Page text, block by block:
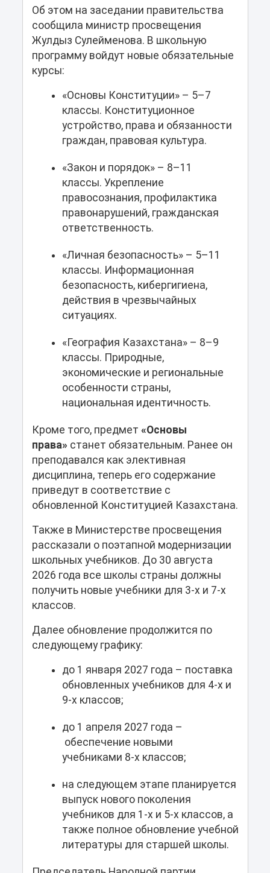
Об этом на заседании правительства
сообщила министр просвещения
Жулдыз Сулейменова. В школьную
программу войдут новые обязательные
курсы:
«Основы Конституции» – 5–7
классы. Конституционное
устройство, права и обязанности
граждан, правовая культура.
«Закон и порядок» – 8–11
классы. Укрепление
правосознания, профилактика
правонарушений, гражданская
ответственность.
«Личная безопасность» – 5–11
классы. Информационная
безопасность, кибергигиена,
действия в чрезвычайных
ситуациях.
«География Казахстана» – 8–9
классы. Природные,
экономические и региональные
особенности страны,
национальная идентичность.
Кроме того, предмет «Основы
права» станет обязательным. Ранее он
преподавался как элективная
дисциплина, теперь его содержание
приведут в соответствие с
обновленной Конституцией Казахстана.
Также в Министерстве просвещения
рассказали о поэтапной модернизации
школьных учебников. До 30 августа
2026 года все школы страны должны
получить новые учебники для 3-х и 7-х
классов.
Далее обновление продолжится по
следующему графику:
до 1 января 2027 года – поставка
обновленных учебников для 4-х и
9-х классов;
до 1 апреля 2027 года –
обеспечение новыми
учебниками 8-х классов;
на следующем этапе планируется
выпуск нового поколения
учебников для 1-х и 5-х классов, а
также полное обновление учебной
литературы для старшей школы.